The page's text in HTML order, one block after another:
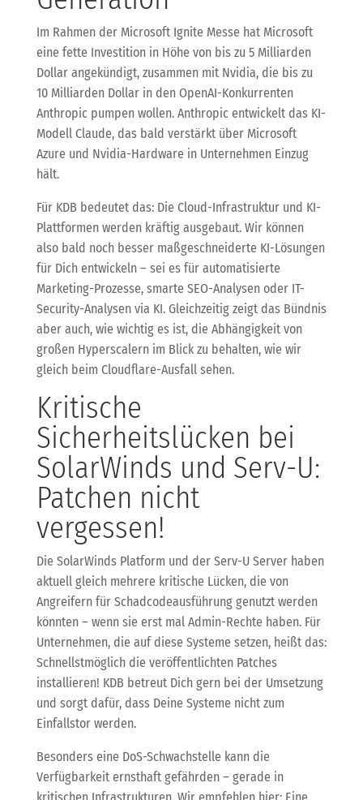
Im Rahmen der Microsoft Ignite Messe hat Microsoft
eine fette Investition in Höhe von bis zu 5 Milliarden
Dollar angekündigt, zusammen mit Nvidia, die bis zu
10 Milliarden Dollar in den OpenAI-Konkurrenten
Anthropic pumpen wollen. Anthropic entwickelt das KI-
Modell Claude, das bald verstärkt über Microsoft
Azure und Nvidia-Hardware in Unternehmen Einzug
hält.
Für KDB bedeutet das: Die Cloud-Infrastruktur und KI-
Plattformen werden kräftig ausgebaut. Wir können
also bald noch besser maßgeschneiderte KI-Lösungen
für Dich entwickeln – sei es für automatisierte
Marketing-Prozesse, smarte SEO-Analysen oder IT-
Security-Analysen via KI. Gleichzeitig zeigt das Bündnis
aber auch, wie wichtig es ist, die Abhängigkeit von
großen Hyperscalern im Blick zu behalten, wie wir
gleich beim Cloudflare-Ausfall sehen.
Kritische
Sicherheitslücken bei
SolarWinds und Serv-U:
Patchen nicht
vergessen!
Die SolarWinds Platform und der Serv-U Server haben
aktuell gleich mehrere kritische Lücken, die von
Angreifern für Schadcodeausführung genutzt werden
könnten – wenn sie erst mal Admin-Rechte haben. Für
Unternehmen, die auf diese Systeme setzen, heißt das:
Schnellstmöglich die veröffentlichten Patches
installieren! KDB betreut Dich gern bei der Umsetzung
und sorgt dafür, dass Deine Systeme nicht zum
Einfallstor werden.
Besonders eine DoS-Schwachstelle kann die
Verfügbarkeit ernsthaft gefährden – gerade in
kritischen Infrastrukturen. Wir empfehlen hier: Eine